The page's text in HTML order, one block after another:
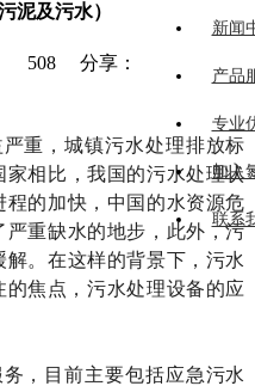
新闻
产品
专业
加入
联系
泥及污水）
508 分享：
重，城镇污水处理排放标
相比，我国的污水处理状
的加快，中国的水资源危
重缺水的地步，此外，污
。在这样的背景下，污水
的焦点，污水处理设备的应
，目前主要包括应急污水